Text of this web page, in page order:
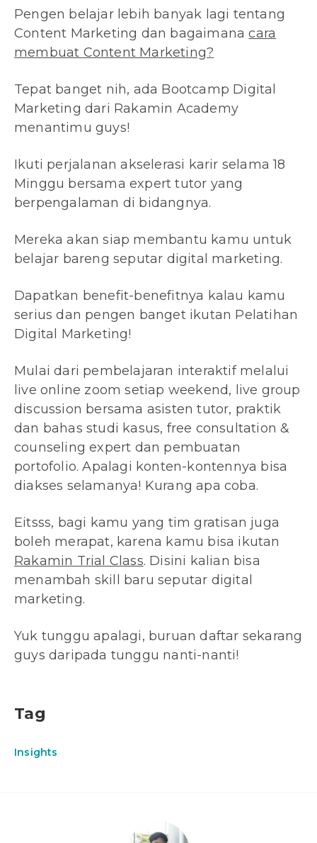
Pengen belajar lebih banyak lagi tentang
Content Marketing dan bagaimanacara
membuat Content Marketing?
Tepat banget nih, ada Bootcamp Digital
Marketing dari Rakamin Academy
menantimu guys!
Ikuti perjalanan akselerasi karir selama 18
Minggu bersama expert tutor yang
berpengalaman di bidangnya.
Mereka akan siap membantu kamu untuk
belajar bareng seputar digital marketing.
Dapatkan benefit-benefitnya kalau kamu
serius dan pengen banget ikutan Pelatihan
Digital Marketing!
Mulai dari pembelajaran interaktif melalui
live online zoom setiap weekend, live group
discussion bersama asisten tutor, praktik
dan bahas studi kasus, free consultation &
counseling expert dan pembuatan
portofolio. Apalagi konten-kontennya bisa
diakses selamanya! Kurang apa coba.
Eitsss, bagi kamu yang tim gratisan juga
boleh merapat, karena kamu bisa ikutan
Rakamin Trial Class. Disini kalian bisa
menambah skill baru seputar digital
marketing.
Yuk tunggu apalagi, buruan daftar sekarang
guys daripada tunggu nanti-nanti!
Tag
Insights